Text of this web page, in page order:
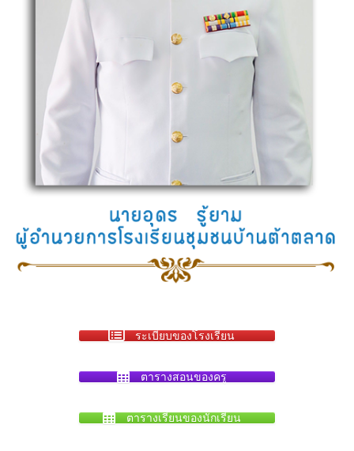
ระเบียบของโรงเรียน
ตารางสอนของครู
ตารางเรียนของนักเรียน